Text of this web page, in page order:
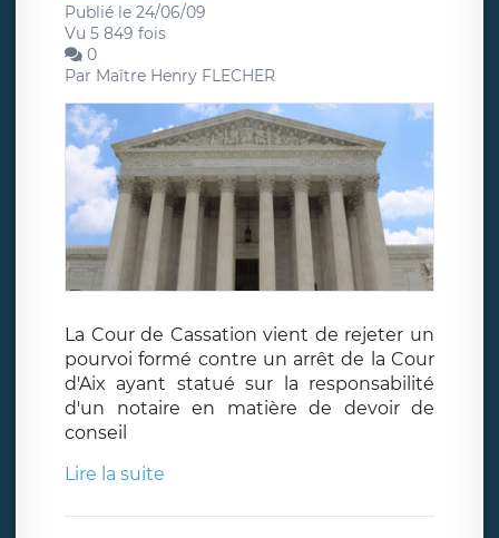
Publié le 24/06/09
Vu 5 849 fois
0
Par Maître Henry FLECHER
La Cour de Cassation vient de rejeter un
pourvoi formé contre un arrêt de la Cour
d'Aix ayant statué sur la responsabilité
d'un notaire en matière de devoir de
conseil
Lire la suite